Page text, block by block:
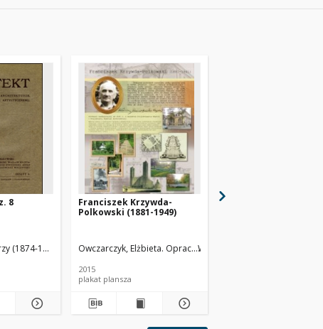
8
(1874-1939). Red.
Franciszek Krzywda-
Polkowski (1881-1949)
Owczarczyk, Elżbieta. Oprac. Wojnowska, Dorota. Oprac.
2015
plakat plansza